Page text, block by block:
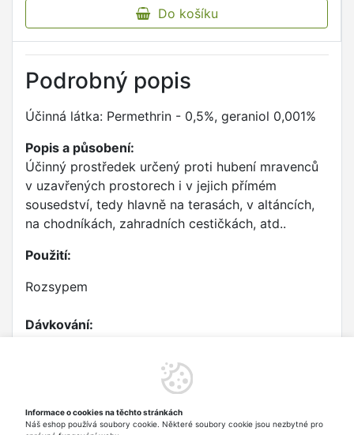
Do košíku
Podrobný popis
Účinná látka: Permethrin - 0,5%, geraniol 0,001%
Popis a působení:
Účinný prostředek určený proti hubení mravenců
v uzavřených prostorech i v jejich přímém
sousedství, tedy hlavně na terasách, v altáncích,
na chodníkách, zahradních cestičkách, atd..
Použití:
Rozsypem
Dávkování:
odkud jej přenáší do hnízda. Do jednoho
místa nasypat cca 10 g přípravku.
Úhyn mravenců následuje po přibližně 24
Informace o cookies na těchto stránkách
Náš eshop používá soubory cookie. Některé soubory cookie jsou nezbytné pro